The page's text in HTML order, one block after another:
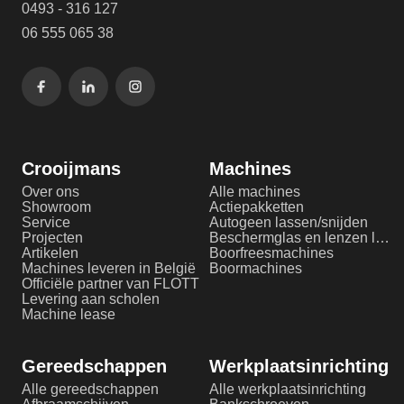
0493 - 316 127
06 555 065 38
Crooijmans
Over ons
Showroom
Service
Projecten
Artikelen
Machines leveren in België
Officiële partner van FLOTT
Levering aan scholen
Machine lease
Machines
Alle machines
Actiepakketten
Autogeen lassen/snijden
Beschermglas en lenzen laserlassen
Boorfreesmachines
Boormachines
Gereedschappen
Alle gereedschappen
Werkplaatsinrichting
Alle werkplaatsinrichting